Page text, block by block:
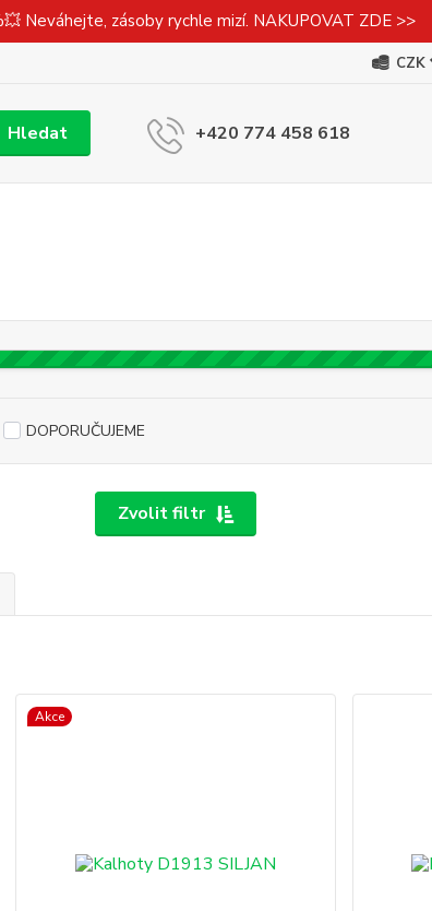
Neváhejte, zásoby rychle mizí. NAKUPOVAT ZDE >>
CZK
Hledat +420 774 458 618
Zvolit filtr
DOPORUČUJEME
Akce